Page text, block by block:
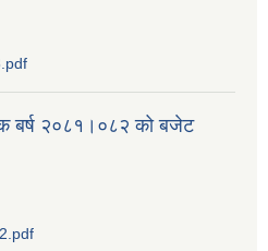
बर्ष २०८१।०८२ को बजेट